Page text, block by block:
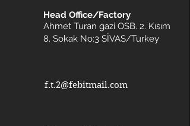
Head Office/Factory
Ahmet Turan gazi OSB. 2. Kısım
8. Sokak No:3 SİVAS/Turkey
f.t.2@febitmail.com